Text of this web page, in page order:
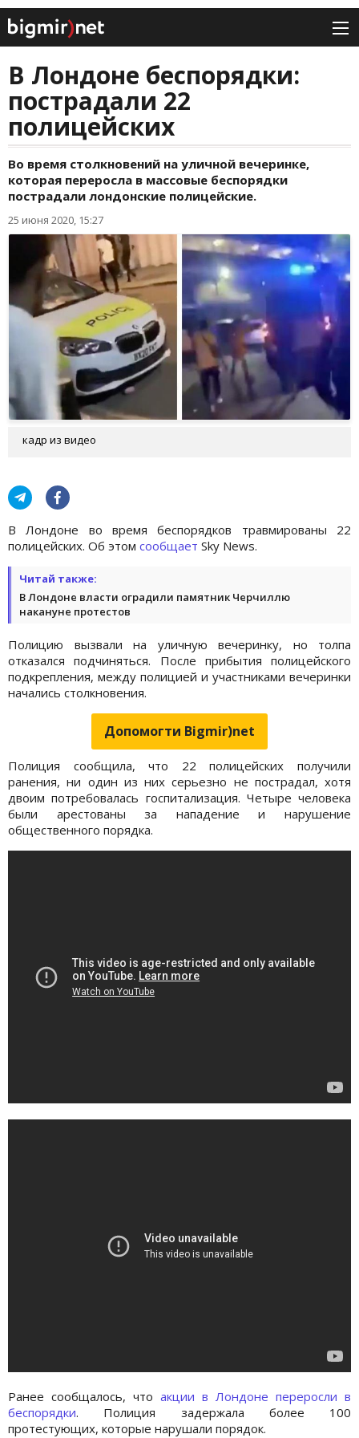
В Лондоне беспорядки:
пострадали 22
полицейских
Во время столкновений на уличной вечеринке,
которая переросла в массовые беспорядки
пострадали лондонские полицейские.
25 июня 2020, 15:27
кадр из видео
В Лондоне во время беспорядков травмированы 22
полицейских. Об этом сообщает Sky News.
Читай также:
В Лондоне власти оградили памятник Черчиллю
накануне протестов
Полицию вызвали на уличную вечеринку, но толпа
отказался подчиняться. После прибытия полицейского
подкрепления, между полицией и участниками вечеринки
начались столкновения.
Допомогти Bigmir)net
Полиция сообщила, что 22 полицейских получили
ранения, ни один из них серьезно не пострадал, хотя
двоим потребовалась госпитализация. Четыре человека
были арестованы за нападение и нарушение
общественного порядка.
Ранее сообщалось, что акции в Лондоне переросли в
беспорядки. Полиция задержала более 100
протестующих, которые нарушали порядок.